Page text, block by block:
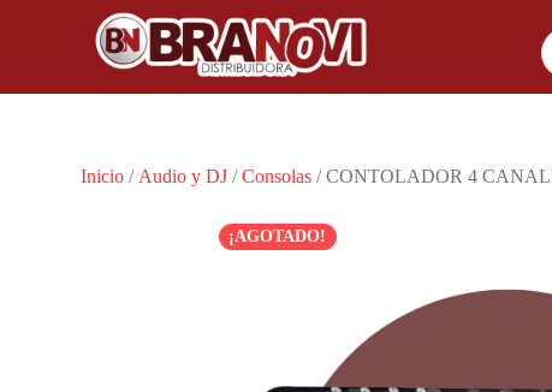
Inicio / Audio y DJ /Consolas / CONTOLADOR 4
¡AGOTADO!